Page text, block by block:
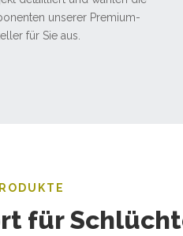
unserer Premium-
für Sie aus.
für